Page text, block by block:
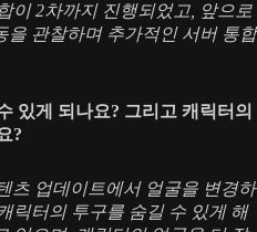
이 2차까지 진행되었고, 앞으로
을 관찰하며 추가적인 서버 통합
있게 되나요? 그리고 캐릭터의
?
츠 업데이트에서 얼굴을 변경하
릭터의 투구를 숨길 수 있게 해